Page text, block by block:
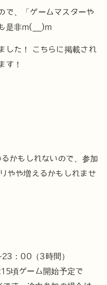
で、「ゲームマスターや
是非m(__)m
した！
こちらに掲載され
す！
かもしれないので、参加
やや増えるかもしれませ
：00（3時間）
頃ゲーム開始予定で